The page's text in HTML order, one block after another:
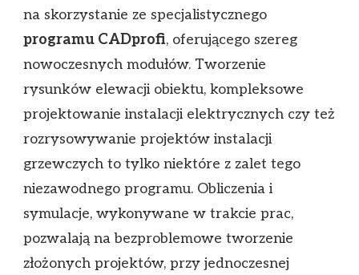
na skorzystanie ze specjalistycznego
programu CADprofi, oferującego szereg
nowoczesnych modułów. Tworzenie
rysunków elewacji obiektu, kompleksowe
projektowanie instalacji elektrycznych czy też
rozrysowywanie projektów instalacji
grzewczych to tylko niektóre z zalet tego
niezawodnego programu. Obliczenia i
symulacje, wykonywane w trakcie prac,
pozwalają na bezproblemowe tworzenie
złożonych projektów, przy jednoczesnej